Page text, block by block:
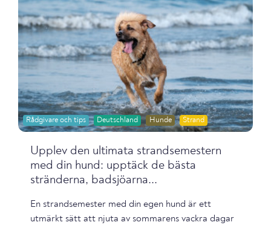
Rådgivare och tips Deutschland Hunde Strand
Upplev den ultimata strandsemestern
med din hund: upptäck de bästa
stränderna, badsjöarna...
En strandsemester med din egen hund är ett
utmärkt sätt att njuta av sommarens vackra dagar